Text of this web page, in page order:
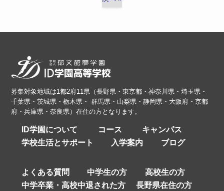
募集対象地域は1都2府11県（長野県・東京都・神奈川県・埼玉県・
千葉県・茨城県・栃木県・ 群馬県・山梨県・静岡県・大阪府・京都
府・兵庫県・奈良県）在住の方となります。
ID学園について コース
キャンパス
学校生活とサポート
入学案内 ブログ
よくある質問 中学生の方
高校生の方
中学卒業・高校中退された方
長野県在住の方